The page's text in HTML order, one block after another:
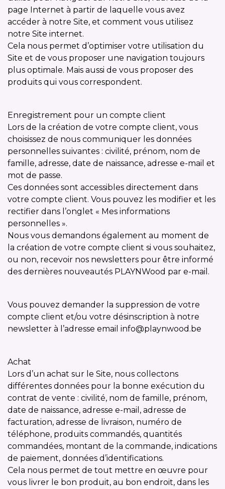
page Internet à partir de laquelle vous avez
accéder à notre Site, et comment vous utilisez
notre Site internet.
Cela nous permet d’optimiser votre utilisation du
Site et de vous proposer une navigation toujours
plus optimale. Mais aussi de vous proposer des
produits qui vous correspondent.
Enregistrement pour un compte client
Lors de la création de votre compte client, vous
choisissez de nous communiquer les données
personnelles suivantes : civilité, prénom, nom de
famille, adresse, date de naissance, adresse e-mail et
mot de passe.
Ces données sont accessibles directement dans
votre compte client. Vous pouvez les modifier et les
rectifier dans l’onglet « Mes informations
personnelles ».
Nous vous demandons également au moment de
la création de votre compte client si vous souhaitez,
ou non, recevoir nos newsletters pour être informé
des dernières nouveautés PLAYNWood par e-mail.
Vous pouvez demander la suppression de votre
compte client et/ou votre désinscription à notre
newsletter à l’adresse email info@playnwood.be
Achat
Lors d’un achat sur le Site, nous collectons
différentes données pour la bonne exécution du
contrat de vente : civilité, nom de famille, prénom,
date de naissance, adresse e-mail, adresse de
facturation, adresse de livraison, numéro de
téléphone, produits commandés, quantités
commandées, montant de la commande, indications
de paiement, données d’identifications.
Cela nous permet de tout mettre en œuvre pour
vous livrer le bon produit, au bon endroit, dans les